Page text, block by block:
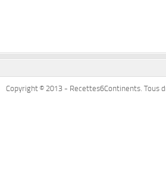
Copyright © 2013 - Recettes6Continents. Tous